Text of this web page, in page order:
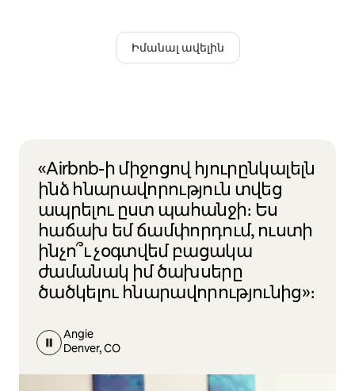
Իմանալ ավելին
«Airbnb-ի միջոցով հյուրընկալելն
ինձ հնարավորություն տվեց
ապրելու ըստ պահանջի։ Ես
հաճախ եմ ճամփորդում, ուստի
ինչո՞ւ չօգտվեմ բացակա
ժամանակ իմ ծախսերը
ծածկելու հնարավորությունից»։
Angie
Denver, CO